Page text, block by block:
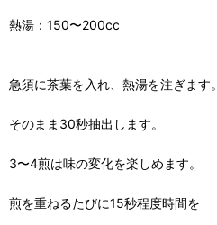
熱湯：150〜200cc
急須に茶葉を入れ、熱湯を注ぎます。
そのまま30秒抽出します。
3〜4煎は味の変化を楽しめます。
煎を重ねるたびに15秒程度時間を